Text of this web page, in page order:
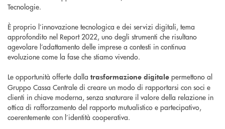
Tecnologie.
È proprio l’innovazione tecnologica e dei servizi digitali, tema
approfondito nel Report 2022, uno degli strumenti che risultano
agevolare l’adattamento delle imprese a contesti in continua
evoluzione come la fase che stiamo vivendo.
Le opportunità offerte dalla trasformazione digitale permettono al
Gruppo Cassa Centrale di creare un modo di rapportarsi con soci e
clienti in chiave moderna, senza snaturare il valore della relazione in
ottica di rafforzamento del rapporto mutualistico e partecipativo,
coerentemente con l’identità cooperativa.